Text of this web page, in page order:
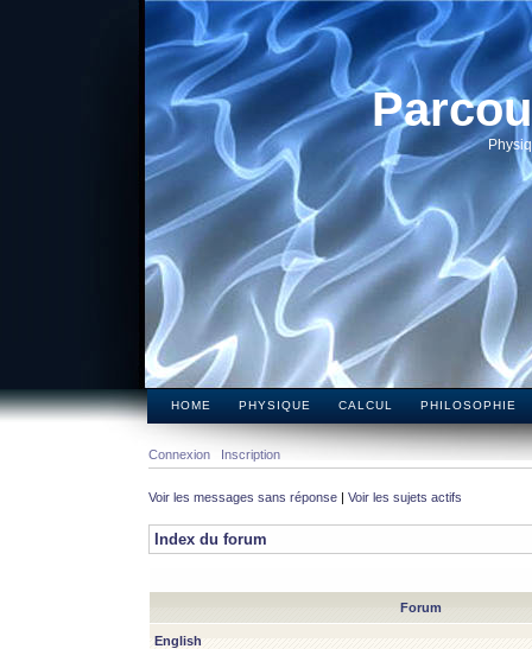
HOME PHYSIQUE CALCUL PHILOSOPHIE
Connexion Inscription
Voir les messages sans réponse | Voir les sujets actifs
Index du forum
Forum
English